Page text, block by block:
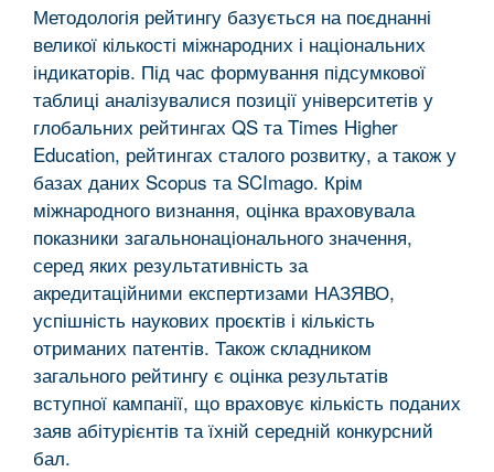
Методологія рейтингу базується на поєднанні
великої кількості міжнародних і національних
індикаторів. Під час формування підсумкової
таблиці аналізувалися позиції університетів у
глобальних рейтингах QS та Times Higher
Education, рейтингах сталого розвитку, а також у
базах даних Scopus та SCImago. Крім
міжнародного визнання, оцінка враховувала
показники загальнонаціонального значення,
серед яких результативність за
акредитаційними експертизами НАЗЯВО,
успішність наукових проєктів і кількість
отриманих патентів. Також складником
загального рейтингу є оцінка результатів
вступної кампанії, що враховує кількість поданих
заяв абітурієнтів та їхній середній конкурсний
бал.